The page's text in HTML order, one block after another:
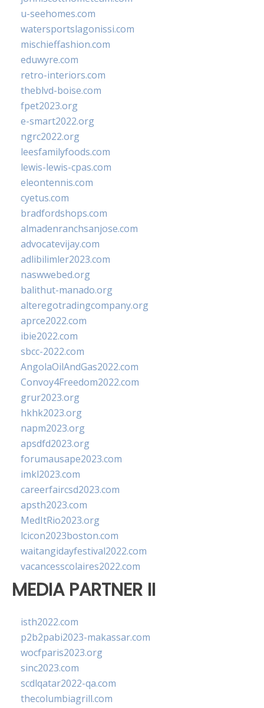
u-seehomes.com
watersportslagonissi.com
mischieffashion.com
eduwyre.com
retro-interiors.com
theblvd-boise.com
fpet2023.org
e-smart2022.org
ngrc2022.org
leesfamilyfoods.com
lewis-lewis-cpas.com
eleontennis.com
cyetus.com
bradfordshops.com
almadenranchsanjose.com
advocatevijay.com
adlibilimler2023.com
naswwebed.org
balithut-manado.org
alteregotradingcompany.org
aprce2022.com
ibie2022.com
sbcc-2022.com
AngolaOilAndGas2022.com
Convoy4Freedom2022.com
grur2023.org
hkhk2023.org
napm2023.org
apsdfd2023.org
forumausape2023.com
imkl2023.com
careerfaircsd2023.com
apsth2023.com
MedItRio2023.org
lcicon2023boston.com
waitangidayfestival2022.com
vacancesscolaires2022.com
MEDIA PARTNER II
isth2022.com
p2b2pabi2023-makassar.com
wocfparis2023.org
sinc2023.com
scdlqatar2022-qa.com
thecolumbiagrill.com